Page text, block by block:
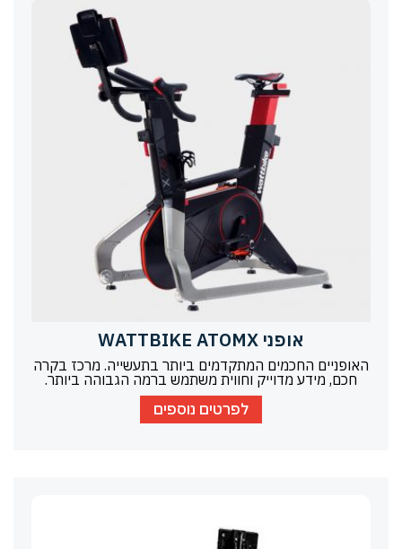
אופני WATTBIKE ATOMX
האופניים החכמים המתקדמים ביותר בתעשייה. מרכז בקרה
חכם, מידע מדוייק וחווית משתמש ברמה הגבוהה ביותר.
לפרטים נוספים